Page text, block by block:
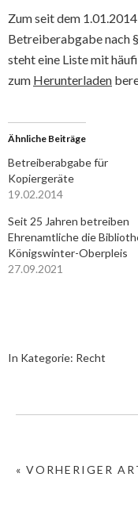
Zum seit dem
Betreiberabgabe nach
steht eine Liste mit
zum Herunterladen
Ähnliche Beiträge
Betreiberabgabe für
Kopiergeräte
19.02.2014
Seit 25 Jahren betreiben
Ehrenamtliche die
Königswinter-Oberpleis
27.09.2021
In Kategorie: Recht
« VORHERIGER